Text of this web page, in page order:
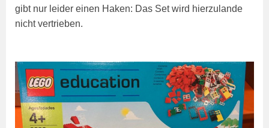
gibt nur leider einen Haken: Das Set wird hierzulande
nicht vertrieben.